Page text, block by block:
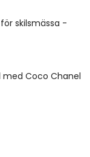
skilsmässa -
Coco Chanel